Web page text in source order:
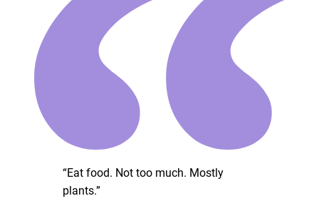
“Eat food. Not too much. Mostly
plants.”